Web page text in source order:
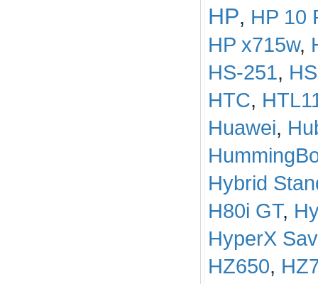
HP, HP 10
HP x715w,
HS-251,
HTC,
Huawei,
Hybrid
H80i GT,
HyperX
HZ650,